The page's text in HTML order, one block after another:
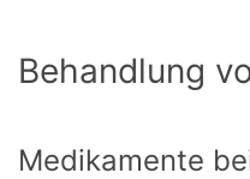
Behandlung
Medikamente